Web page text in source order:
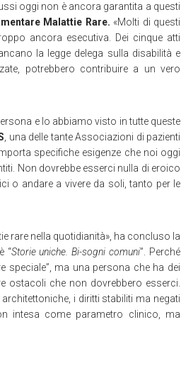
oggi non è ancora garantita a questi
Malattie Rare. «Molti di questi
ancora esecutiva. Dei cinque atti
la legge delega sulla disabilità e
potrebbero contribuire a un vero
e lo abbiamo visto in tutte queste
, una delle tante Associazioni di pazienti
specifiche esigenze che noi oggi
Non dovrebbe esserci nulla di eroico
o andare a vivere da soli, tanto per le
rare nella quotidianità», ha concluso la
“Storie uniche. Bi-sogni comuni”. Perché
ma una persona che ha dei
ostacoli che non dovrebbero esserci.
i diritti stabiliti ma negati
intesa come parametro clinico, ma